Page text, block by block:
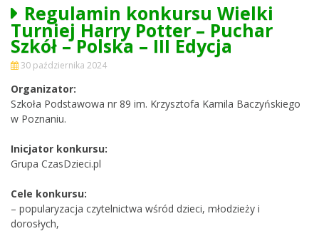
Regulamin konkursu Wielki
Turniej Harry Potter – Puchar
Szkół – Polska – III Edycja
30 października 2024
Organizator:
Szkoła Podstawowa nr 89 im. Krzysztofa Kamila Baczyńskiego
w Poznaniu.
Inicjator konkursu:
Grupa CzasDzieci.pl
Cele konkursu:
– popularyzacja czytelnictwa wśród dzieci, młodzieży i
dorosłych,